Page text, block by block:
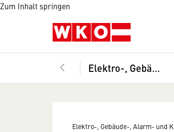
Zum Inhalt springen
Elektro-, Gebäude-, Alarm- und Kommunikationstechniker, Bundesinnung
Elektro-, Gebäude-, Alarm- und